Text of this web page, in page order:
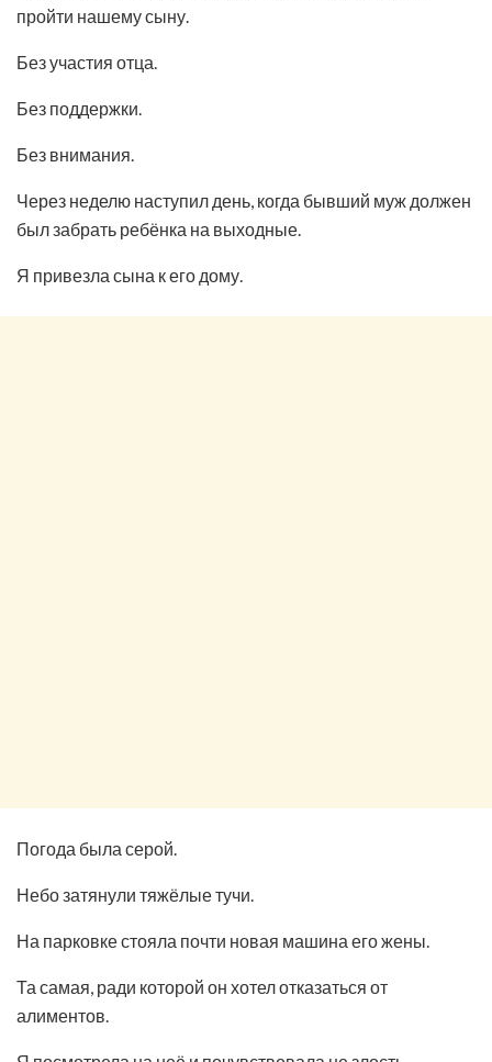
пройти нашему сыну.
Без участия отца.
Без поддержки.
Без внимания.
Через неделю наступил день, когда бывший муж должен
был забрать ребёнка на выходные.
Я привезла сына к его дому.
Погода была серой.
Небо затянули тяжёлые тучи.
На парковке стояла почти новая машина его жены.
Та самая, ради которой он хотел отказаться от
алиментов.